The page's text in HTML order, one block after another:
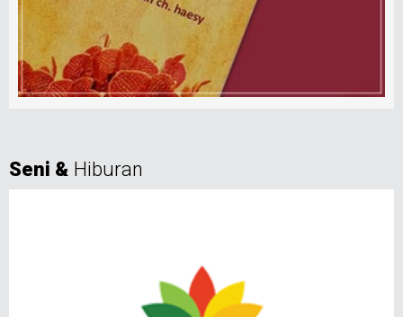
Seni & Hiburan